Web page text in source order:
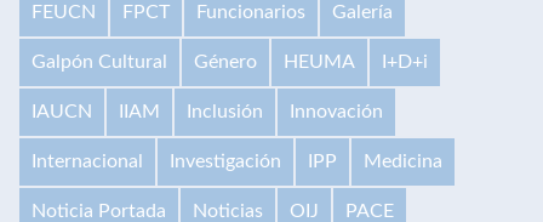
FEUCN FPCT Funcionarios Galería
Galpón Cultural Género HEUMA I+D+i
IAUCN IIAM Inclusión Innovación
Internacional Investigación IPP Medicina
Noticia Portada Noticias OIJ PACE